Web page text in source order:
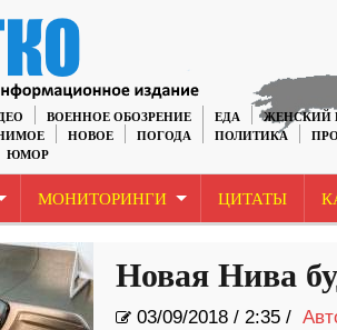
ВОЕННОЕ ОБОЗРЕНИЕ ЕДА ЖЕНСКИЙ
НОВОЕ ПОГОДА ПОЛИТИКА
ЮМОР
МОНИТОРИНГИ ЦИТАТЫ
Новая Нива
03/09/2018/ 2:35 /